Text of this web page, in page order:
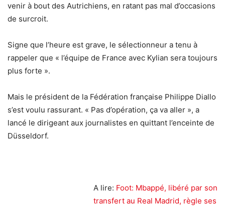
venir à bout des Autrichiens, en ratant pas mal d’occasions
de surcroit.
Signe que l’heure est grave, le sélectionneur a tenu à
rappeler que « l’équipe de France avec Kylian sera toujours
plus forte ».
Mais le président de la Fédération française Philippe Diallo
s’est voulu rassurant. « Pas d’opération, ça va aller », a
lancé le dirigeant aux journalistes en quittant l’enceinte de
Düsseldorf.
A lire: Foot: Mbappé, libéré par son
transfert au Real Madrid, règle ses